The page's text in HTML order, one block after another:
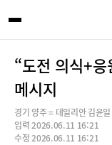
“도전 의식+
메시지
경기 양주 = 데일리안 김
입력 2026.06.11 16:21
수정 2026.06.11 16:21